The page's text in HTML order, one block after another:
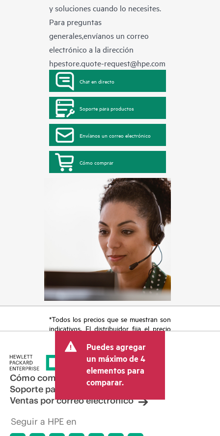
y soluciones cuando lo necesites.
Para preguntas
generales,envíanos un correo
electrónico a la dirección
hpestore.quote-request@hpe.com
Chat en directo
Soporte para productos
Envíanos un correo electrónico
Cómo comprar
*Todos los precios que se muestran son
indicativos. El distribuidor fija el precio
otros conceptos, como los impuestos a
la venta, el IVA y el envío. El precio de la
transacción que establece el distribuidor
puede variar con respecto a otros
distribuidores y al precio indicativo
mostrado. El precio indicativo puede
incluir ofertas promocionales por tiempo
hacer ajustes de precios en cualquier
Puedes agregar
un máximo de 4
elementos para
comparar.
Cómo comprar
Soporte para productos
Ventas por correo electrónico
Seguir a HPE en